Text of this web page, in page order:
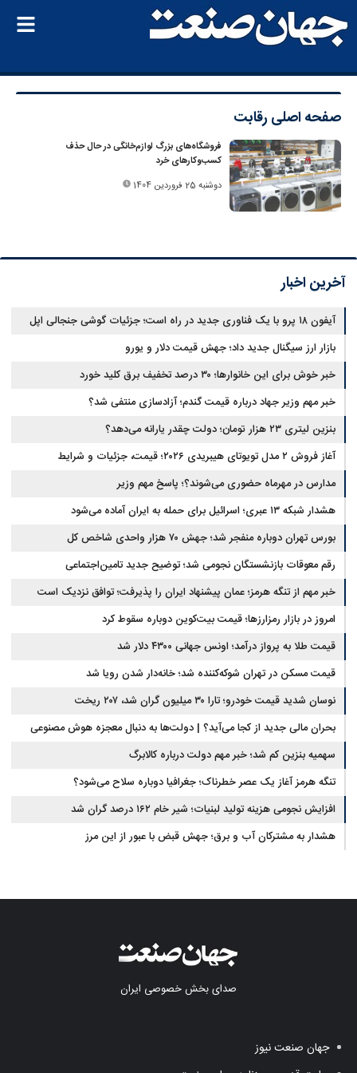
صفحه اصلی رقابت
فروشگاه‌های بزرگ لوازم‌خانگی در حال حذف
کسب‌و‌کارهای خرد
دوشنبه 25 فروردین 1404
آخرین اخبار
آیفون ۱۸ پرو با یک فناوری جدید در راه است؛ جزئیات گوشی جنجالی اپل
بازار ارز سیگنال جدید داد؛ جهش قیمت دلار و یورو
خبر خوش برای این خانوارها؛ ۳۰ درصد تخفیف برق کلید خورد
خبر مهم وزیر جهاد درباره قیمت گندم؛ آزادسازی منتفی شد؟
بنزین لیتری ۲۳ هزار تومان؛ دولت چقدر یارانه می‌دهد؟
آغاز فروش ۲ مدل تویوتای هیبریدی ۲۰۲۶؛ قیمت، جزئیات و شرایط
مدارس در مهرماه حضوری می‌شوند؟؛ پاسخ مهم وزیر
هشدار شبکه ۱۳ عبری؛ اسرائیل برای حمله به ایران آماده می‌شود
بورس تهران دوباره منفجر شد؛ جهش ۷۰ هزار واحدی شاخص کل
رقم معوقات بازنشستگان نجومی شد؛ توضیح جدید تامین‌اجتماعی
خبر مهم از تنگه هرمز؛ عمان پیشنهاد ایران را پذیرفت؛ توافق نزدیک است
امروز در بازار رمزارزها؛ قیمت بیت‌کوین دوباره سقوط کرد
قیمت طلا به پرواز درآمد؛ اونس جهانی ۴۳۰۰ دلار شد
قیمت مسکن در تهران شوکه‌کننده شد؛ خانه‌دار شدن رویا شد
نوسان شدید قیمت خودرو؛ تارا ۳۰ میلیون گران شد، ۲۰۷ ریخت
بحران مالی جدید از کجا می‌آید؟ | دولت‌ها به دنبال معجزه هوش مصنوعی
سهمیه بنزین کم شد؛ خبر مهم دولت درباره کالابرگ
تنگه هرمز آغاز یک عصر خطرناک؛ جغرافیا دوباره سلاح می‌شود؟
افزایش نجومی هزینه تولید لبنیات؛ شیر خام ۱۶۲ درصد گران شد
هشدار به مشترکان آب و برق؛ جهش قبض با عبور از این مرز
صدای بخش خصوصی ایران
جهان صنعت نیوز